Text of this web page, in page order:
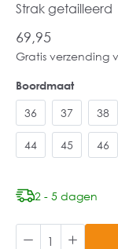
Strak getailleerd
69,95
Gratis verzending
Boordmaat
36 37 38
44 45 46
2 - 5 dagen